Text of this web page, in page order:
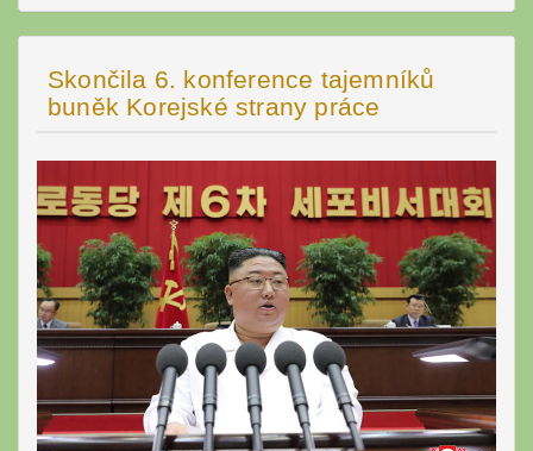
Skončila 6. konference tajemníků
buněk Korejské strany práce